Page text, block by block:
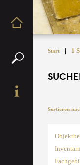
Start | 1
Sortieren